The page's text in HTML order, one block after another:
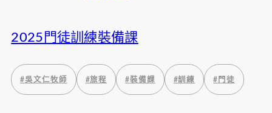
2025門徒訓練裝備課
#吳文仁牧師 #旅程 #裝備課 #訓練 # 門徒